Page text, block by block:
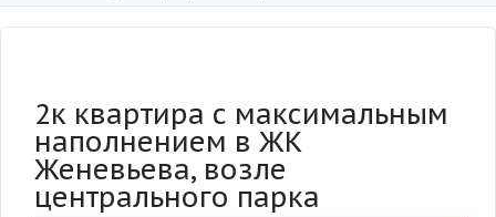
2к квартира с максимальным
наполнением в ЖК
Женевьева, возле
центрального парка